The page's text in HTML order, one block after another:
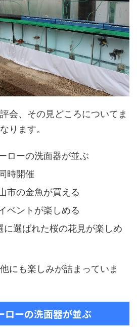
会、その見どころについてま
ります。
ローの洗面器が並ぶ
時開催
市の金魚が買える
ベントが楽しめる
に選ばれた桜の花見が楽しめ
にも楽しみが詰まっていま
ローの洗面器が並ぶ